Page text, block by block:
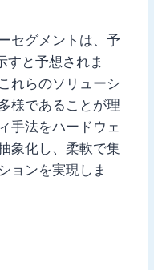
セグメントは、予
すと予想されま
れらのソリューシ
様であることが理
手法をハードウェ
象化し、柔軟で集
ョンを実現しま